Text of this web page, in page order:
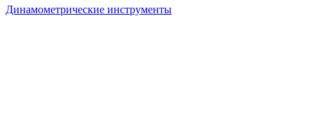
Динамометрические инструменты